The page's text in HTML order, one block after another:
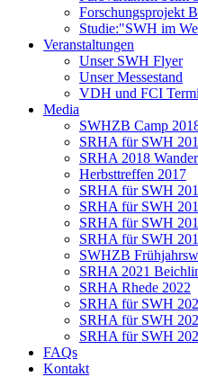
Forschungsprojekt
Studie:"SWH im
Veranstaltungen
Unser SWH Flyer
Unser Messestand
VDH und FCI
Media
SWHZB Camp
SRHA für SWH
SRHA 2018
Herbsttreffen 2017
SRHA für SWH
SRHA für SWH
SRHA für SWH
SRHA für SWH
SWHZB
SRHA 2021
SRHA Rhede 2022
SRHA für SWH
SRHA für SWH
SRHA für SWH
FAQs
Kontakt